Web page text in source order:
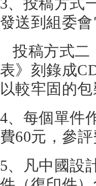
3、投稿方式
發送到組委
投稿方式二
表》刻錄成
以較牢固的
4、每個單件
費60元，參
5、凡中國設